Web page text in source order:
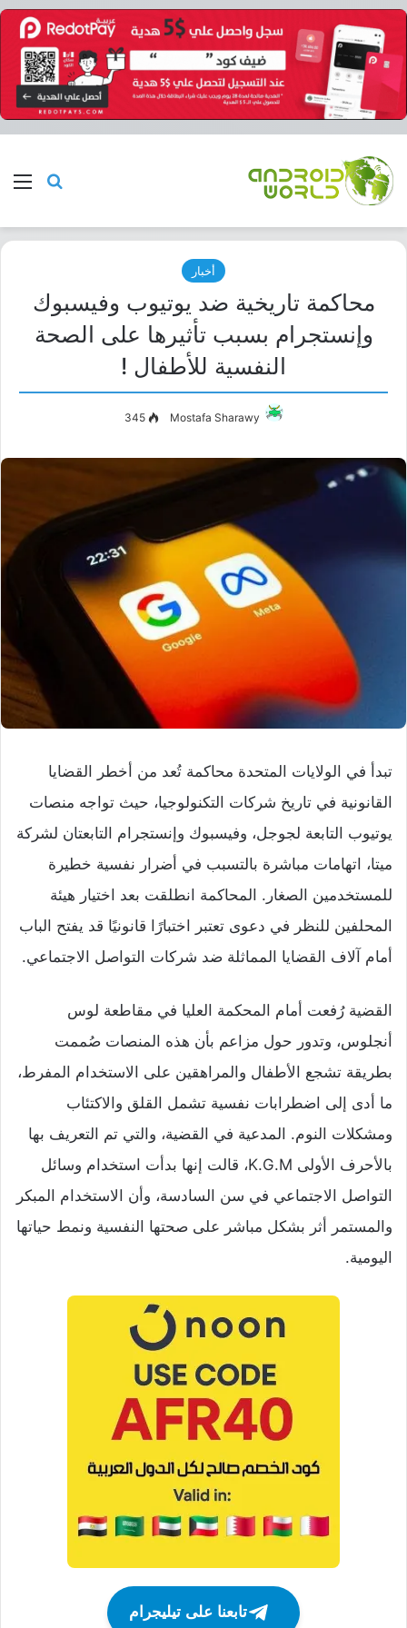
بحث
أخبار
محاكمة تاريخية ضد يوتيوب وفيسبوك
وإنستجرام بسبب تأثيرها على الصحة
النفسية للأطفال !
Mostafa Sharawy
345
تبدأ في الولايات المتحدة محاكمة تُعد من أخطر القضايا
القانونية في تاريخ شركات التكنولوجيا، حيث تواجه منصات
يوتيوب التابعة لجوجل، وفيسبوك وإنستجرام التابعتان لشركة
ميتا، اتهامات مباشرة بالتسبب في أضرار نفسية خطيرة
للمستخدمين الصغار. المحاكمة انطلقت بعد اختيار هيئة
المحلفين للنظر في دعوى تعتبر اختبارًا قانونيًا قد يفتح الباب
أمام آلاف القضايا المماثلة ضد شركات التواصل الاجتماعي.
القضية رُفعت أمام المحكمة العليا في مقاطعة لوس
أنجلوس، وتدور حول مزاعم بأن هذه المنصات صُممت
بطريقة تشجع الأطفال والمراهقين على الاستخدام المفرط،
ما أدى إلى اضطرابات نفسية تشمل القلق والاكتئاب
ومشكلات النوم. المدعية في القضية، والتي تم التعريف بها
بالأحرف الأولى K.G.M، قالت إنها بدأت استخدام وسائل
التواصل الاجتماعي في سن السادسة، وأن الاستخدام المبكر
والمستمر أثر بشكل مباشر على صحتها النفسية ونمط حياتها
اليومية.
تابعنا على تيليجرام